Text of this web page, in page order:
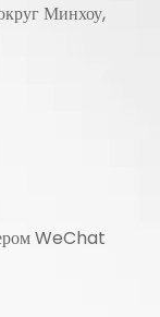
Минхоу,
WeChat